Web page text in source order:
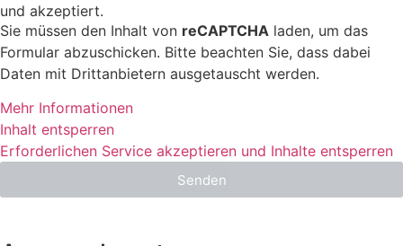
und akzeptiert.
Sie müssen den Inhalt von reCAPTCHA laden, um das
Formular abzuschicken. Bitte beachten Sie, dass dabei
Daten mit Drittanbietern ausgetauscht werden.
Mehr Informationen
Inhalt entsperren
Erforderlichen Service akzeptieren und Inhalte entsperren
Senden